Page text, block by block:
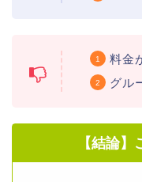
料金
グル
【結論】